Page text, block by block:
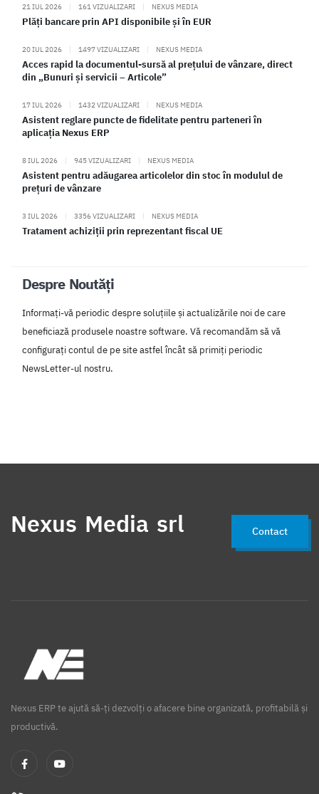
21 IUL 2026 | 161 VIZUALIZARI | NEXUS MEDIA
Plăți bancare prin API disponibile și în EUR
20 IUL 2026 | 1497 VIZUALIZARI | NEXUS MEDIA
Acces rapid la documentul-sursă al prețului de vânzare, direct
din „Bunuri și servicii – Articole”
17 IUL 2026 | 1432 VIZUALIZARI | NEXUS MEDIA
Asistent reglare puncte de fidelitate pentru parteneri în
aplicația Nexus ERP
8 IUL 2026 | 945 VIZUALIZARI | NEXUS MEDIA
Asistent pentru adăugarea articolelor din stoc în modulul de
prețuri de vânzare
3 IUL 2026 | 3356 VIZUALIZARI | NEXUS MEDIA
Tratament achiziții prin reprezentant fiscal UE
Despre Noutăți
Informați-vă periodic despre soluțiile și actualizările noi de care
beneficiază produsele noastre software. Vă recomandăm să vă
configurați contul de pe site astfel încât să primiți periodic
NewsLetter-ul nostru.
Nexus Media srl Contact
Nexus ERP te ajută să-ți dezvolți o afacere bine organizată, profitabilă și
productivă.